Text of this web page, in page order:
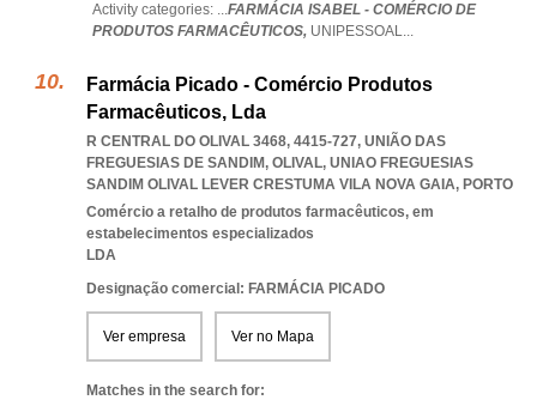
Activity categories: ...FARMÁCIA ISABEL - COMÉRCIO DE
PRODUTOS FARMACÊUTICOS, UNIPESSOAL...
Farmácia Picado - Comércio Produtos
Farmacêuticos, Lda
R CENTRAL DO OLIVAL 3468, 4415-727, UNIÃO DAS
FREGUESIAS DE SANDIM, OLIVAL, UNIAO FREGUESIAS
SANDIM OLIVAL LEVER CRESTUMA VILA NOVA GAIA, PORTO
Comércio a retalho de produtos farmacêuticos, em
estabelecimentos especializados
LDA
Designação comercial: FARMÁCIA PICADO
Ver empresa Ver no Mapa
Matches in the search for: